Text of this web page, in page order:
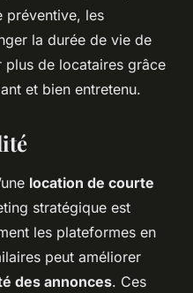
préventive, les
la durée de vie de
plus de locataires grâce
et bien entretenu.
location de courte
stratégique est
les plateformes en
peut améliorer
des annonces. Ces